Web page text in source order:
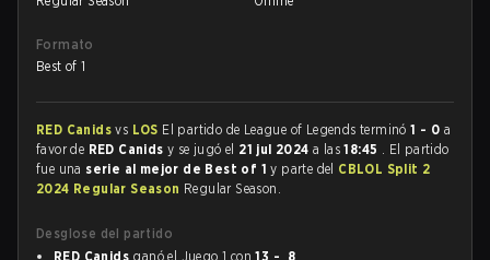
Formato
Best of 1
RED Canidsvs LOS El partido de League of Legends terminó1 - 0 a
favor de RED Canidsy se jugó el 21 jul 2024a las18:45 . El partido
fue una serie al mejor de Best of 1y parte del CBLOL Split 2
2024 Regular Season Regular Season.
Desglose del partido
RED Canids ganó el Juego 1 con13 - 8